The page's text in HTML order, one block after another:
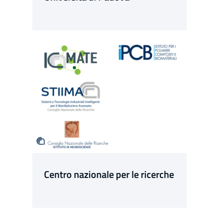
Centro nazionale per le ricerche